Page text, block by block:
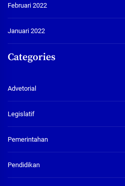
Februari 2022
Januari 2022
Categories
Advetorial
Legislatif
Pemerintahan
Pendidikan